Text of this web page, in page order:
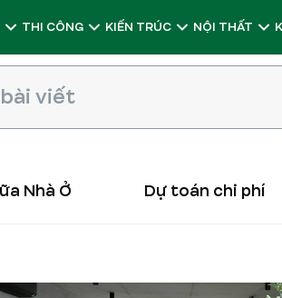
THI CÔNG KIẾN TRÚC NỘI THẤT
Nhà Ở Dự toán chi phí